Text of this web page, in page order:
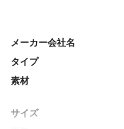
メーカー会社名
タイプ
素材
サイズ